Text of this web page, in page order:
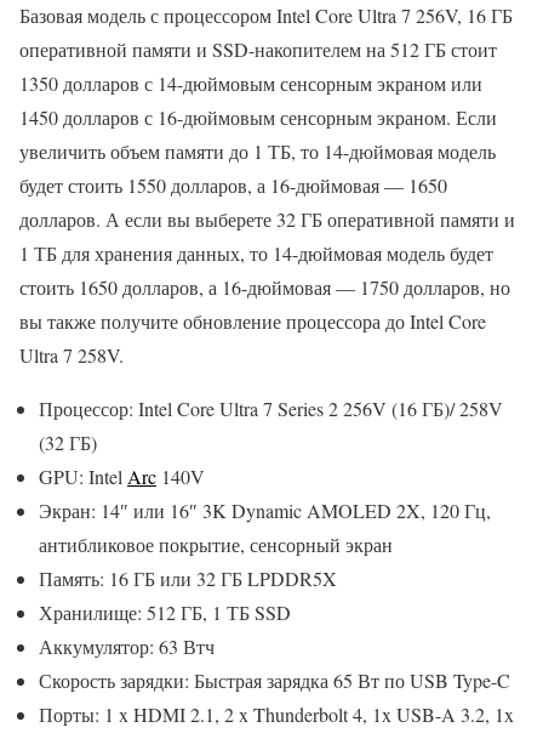
Базовая модель с процессором Intel Core Ultra 7 256V, 16 ГБ
оперативной памяти и SSD-накопителем на 512 ГБ стоит
1350 долларов с 14-дюймовым сенсорным экраном или
1450 долларов с 16-дюймовым сенсорным экраном. Если
увеличить объем памяти до 1 ТБ, то 14-дюймовая модель
будет стоить 1550 долларов, а 16-дюймовая — 1650
долларов. А если вы выберете 32 ГБ оперативной памяти и
1 ТБ для хранения данных, то 14-дюймовая модель будет
стоить 1650 долларов, а 16-дюймовая — 1750 долларов, но
вы также получите обновление процессора до Intel Core
Ultra 7 258V.
Процессор: Intel Core Ultra 7 Series 2 256V (16 ГБ)/ 258V
(32 ГБ)
GPU: Intel Arc 140V
Экран: 14″ или 16″ 3K Dynamic AMOLED 2X, 120 Гц,
антибликовое покрытие, сенсорный экран
Память: 16 ГБ или 32 ГБ LPDDR5X
Хранилище: 512 ГБ, 1 ТБ SSD
Аккумулятор: 63 Втч
Скорость зарядки: Быстрая зарядка 65 Вт по USB Type-C
Порты: 1 x HDMI 2.1, 2 x Thunderbolt 4, 1x USB-A 3.2, 1x